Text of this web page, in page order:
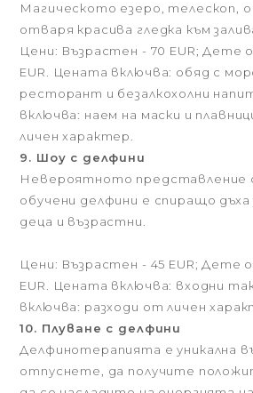
Магическото езеро, телескоп,
отваря красива гледка към
Цени: Възрастен - 70 EUR; Дете
EUR. Цената включва: обяд с
ресторант и безалкохолни
включва: наем на маски и
личен характер.
9. Шоу с делфини
Невероятното представление
обучени делфини е спиращо дъха
деца и възрастни.
Цени: Възрастен - 45 EUR; Дете
EUR. Цената включва: входни
включва: разходи от личен
10. Плуване с делфини
Делфинотерапията е уникална
отпуснете, да получите